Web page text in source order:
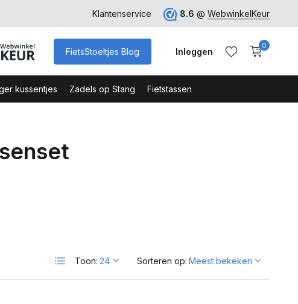
euro Veilig Bestellen - Webshop Keurmerk
Klantenservice 8.6 @ WebwinkelKeur
FietsStoeltjes Blog Inloggen
0
kussentjes Zadels op Stang Fietstassen
Toon: Sorteren op: